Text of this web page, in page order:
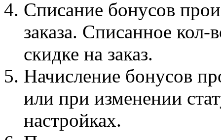
Списание бонусов
заказа. Списанное кол-
скидке на заказ.
Начисление бонусов
или при изменении
настройках.